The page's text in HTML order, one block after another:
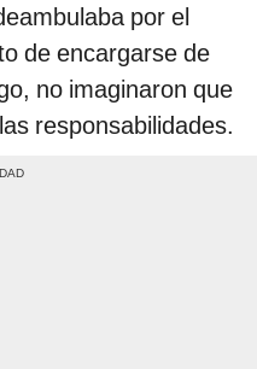
por el
de encargarse de
no imaginaron que
responsabilidades.